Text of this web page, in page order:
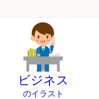
ビジネス
のイラスト